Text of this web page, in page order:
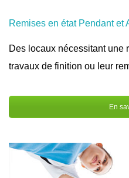
Remises en état Pendant et
Des locaux nécessitant une
travaux de finition ou leur
En